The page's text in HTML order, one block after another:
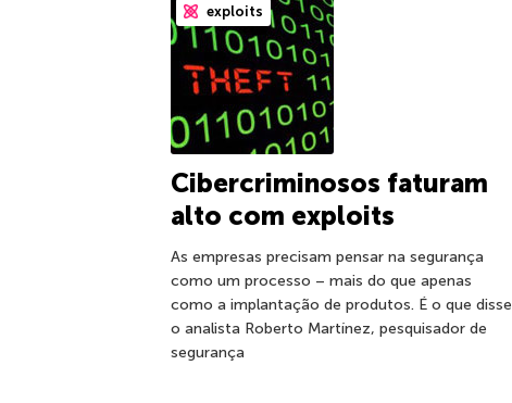
exploits
Cibercriminosos faturam
alto com exploits
As empresas precisam pensar na segurança
como um processo – mais do que apenas
como a implantação de produtos. É o que disse
o analista Roberto Martínez, pesquisador de
segurança